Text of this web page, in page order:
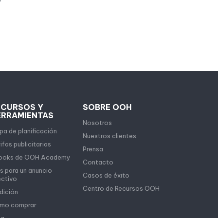
Y
de planificación
publicitarias
de OOH Academy
para un anuncio
comprar
SOBRE OOH
Nosotros
Nuestros clientes
Prensa
Contacto
Casos de éxito
Centro de Recursos OOH